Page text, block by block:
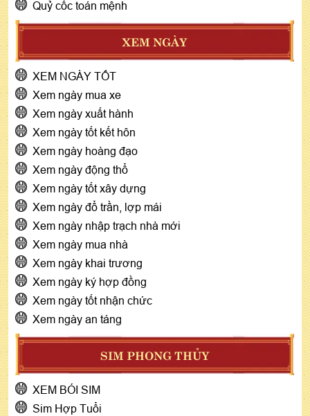
Quỷ cốc toán mệnh
XEM NGÀY
XEM NGÀY TỐT
Xem ngày mua xe
Xem ngày xuất hành
Xem ngày tốt kết hôn
Xem ngày hoàng đạo
Xem ngày động thổ
Xem ngày tốt xây dựng
Xem ngày đổ trần, lợp mái
Xem ngày nhập trạch nhà mới
Xem ngày mua nhà
Xem ngày khai trương
Xem ngày ký hợp đồng
Xem ngày tốt nhận chức
Xem ngày an táng
SIM PHONG THỦY
XEM BÓI SIM
Sim Hợp Tuổi